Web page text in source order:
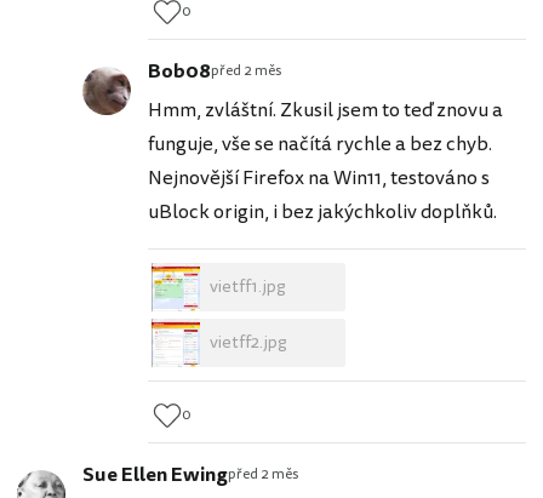
0
Bob08před 2 měs
Hmm, zvláštní. Zkusil jsem to teď znovu a
funguje, vše se načítá rychle a bez chyb.
Nejnovější Firefox na Win11, testováno s
uBlock origin, i bez jakýchkoliv doplňků.
vietff1.jpg
vietff2.jpg
0
Sue Ellen Ewingpřed 2 měs